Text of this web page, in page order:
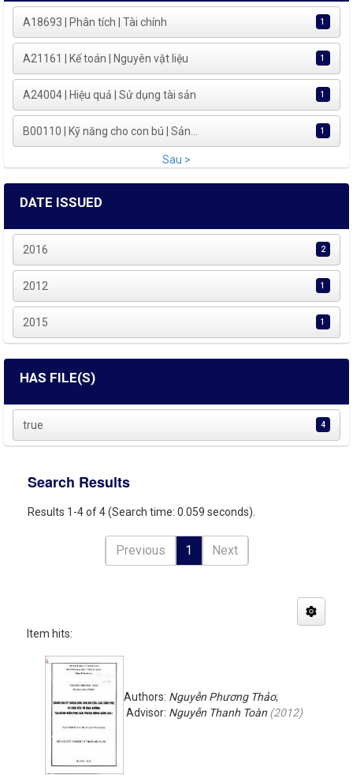
A18693 | Phân tích | Tài chính 1
A21161 | Kế toán | Nguyên vật liệu 1
A24004 | Hiệu quả | Sử dụng tài sản 1
B00110 | Kỹ năng cho con bú | Sản... 1
Sau >
DATE ISSUED
2016 2
2012 1
2015 1
HAS FILE(S)
true 4
Search Results
Results 1-4 of 4 (Search time: 0.059 seconds).
Previous 1 Next
Item hits:
Authors: Nguyễn Phương Thảo;
Advisor: Nguyễn Thanh Toàn (2012)